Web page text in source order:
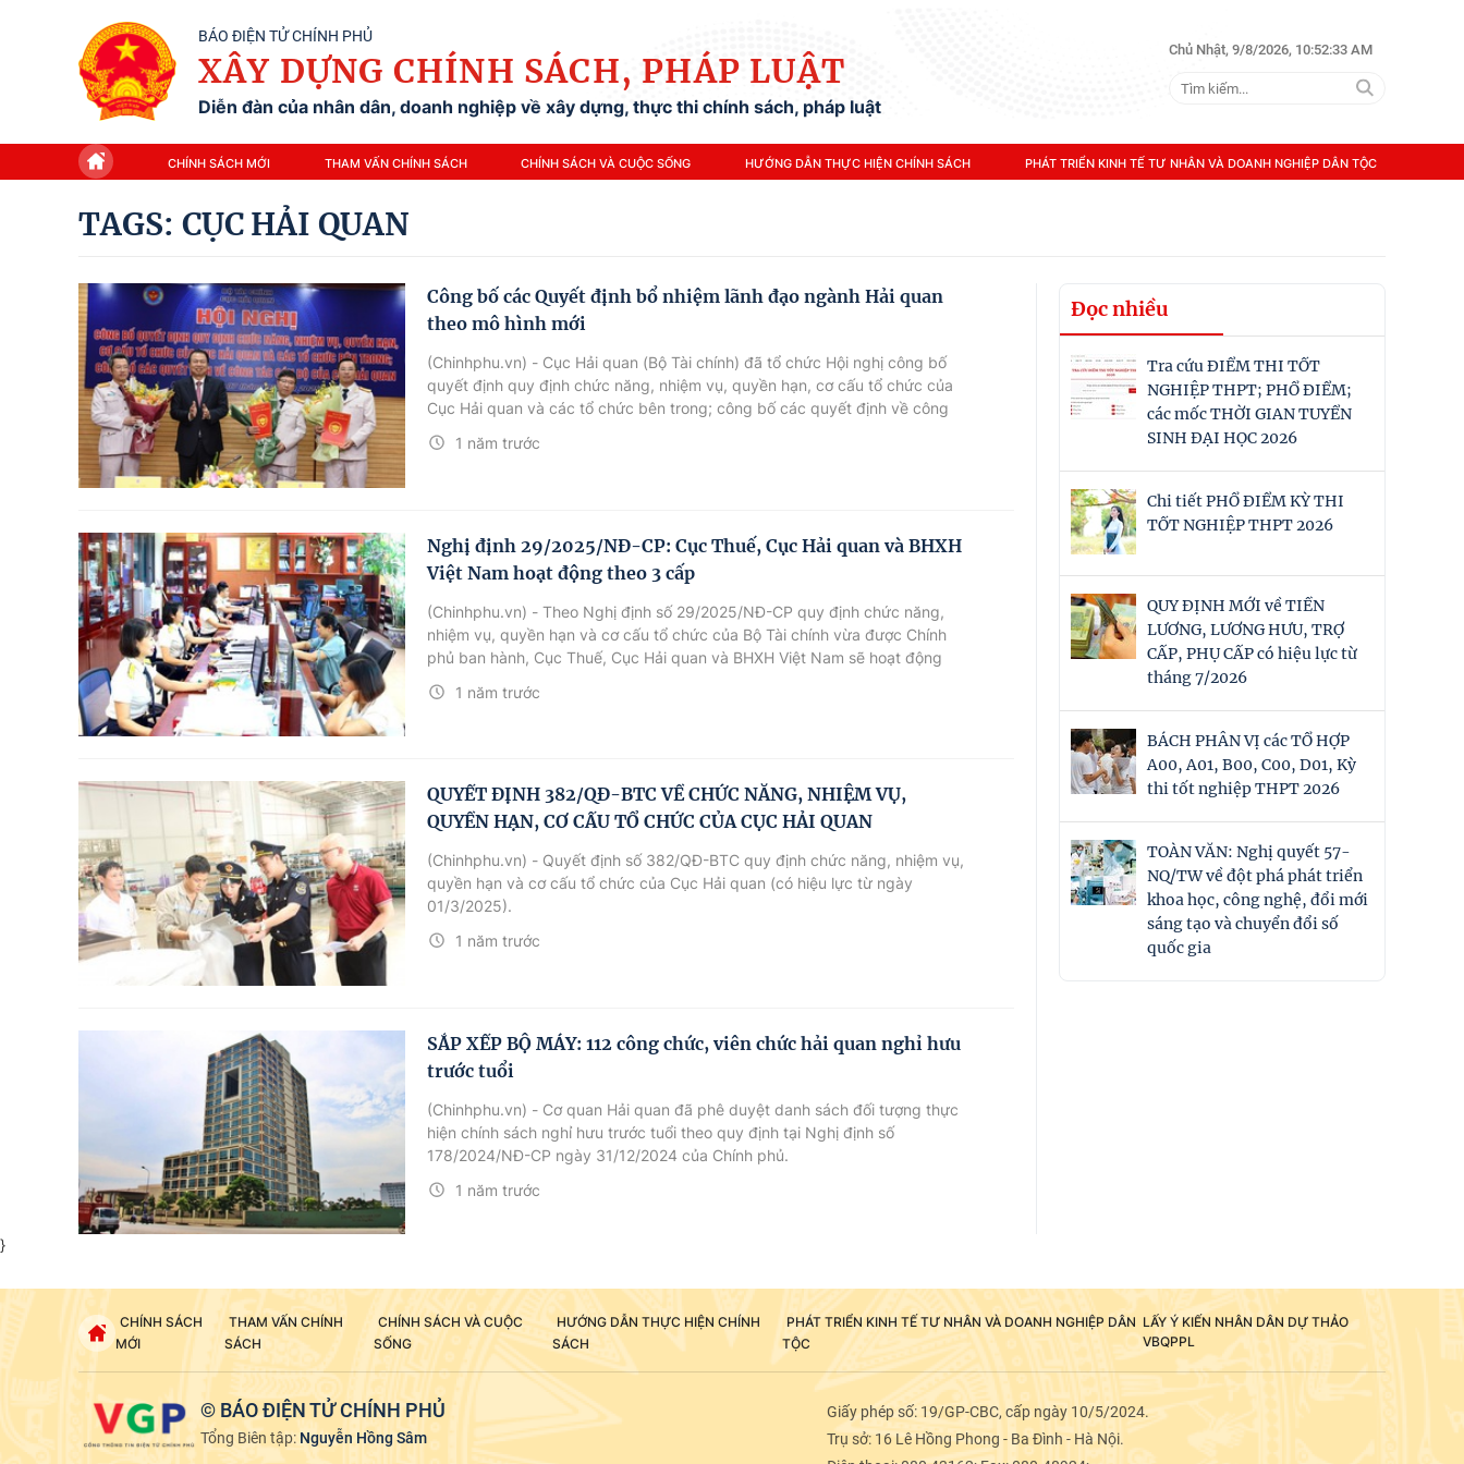
BÁO ĐIỆN TỬ CHÍNH PHỦ
XÂY DỰNG CHÍNH SÁCH, PHÁP LUẬT
Diễn đàn của nhân dân, doanh nghiệp về xây dựng, thực thi chính sách, pháp luật
Chủ Nhật, 9/8/2026, 10:52:33 AM
CHÍNH SÁCH MỚI THAM VẤN CHÍNH SÁCH CHÍNH SÁCH VÀ CUỘC SỐNG HƯỚNG DẪN THỰC HIỆN CHÍNH SÁCH PHÁT TRIỂN KINH TẾ TƯ NHÂN VÀ DOANH NGHIỆP DÂN TỘC
TAGS: CỤC HẢI QUAN
Công bố các Quyết định bổ nhiệm lãnh đạo ngành Hải quan
theo mô hình mới
1 năm trước
(Chinhphu.vn) - Cục Hải quan (Bộ Tài chính) đã tổ chức Hội nghị công bố
quyết định quy định chức năng, nhiệm vụ, quyền hạn, cơ cấu tổ chức của
Cục Hải quan và các tổ chức bên trong; công bố các quyết định về công
tác cán bộ của Cục Hải quan.
Nghị định 29/2025/NĐ-CP: Cục Thuế, Cục Hải quan và BHXH
Việt Nam hoạt động theo 3 cấp
1 năm trước
(Chinhphu.vn) - Theo Nghị định số 29/2025/NĐ-CP quy định chức năng,
nhiệm vụ, quyền hạn và cơ cấu tổ chức của Bộ Tài chính vừa được Chính
phủ ban hành, Cục Thuế, Cục Hải quan và BHXH Việt Nam sẽ hoạt động
theo 3 cấp.
QUYẾT ĐỊNH 382/QĐ-BTC VỀ CHỨC NĂNG, NHIỆM VỤ,
QUYỀN HẠN, CƠ CẤU TỔ CHỨC CỦA CỤC HẢI QUAN
1 năm trước
(Chinhphu.vn) - Quyết định số 382/QĐ-BTC quy định chức năng, nhiệm vụ,
quyền hạn và cơ cấu tổ chức của Cục Hải quan (có hiệu lực từ ngày
01/3/2025).
SẮP XẾP BỘ MÁY: 112 công chức, viên chức hải quan nghỉ hưu
trước tuổi
1 năm trước
(Chinhphu.vn) - Cơ quan Hải quan đã phê duyệt danh sách đối tượng thực
hiện chính sách nghỉ hưu trước tuổi theo quy định tại Nghị định số
178/2024/NĐ-CP ngày 31/12/2024 của Chính phủ.
Đọc nhiều
Tra cứu ĐIỂM THI TỐT
NGHIỆP THPT; PHỔ ĐIỂM;
các mốc THỜI GIAN TUYỂN
SINH ĐẠI HỌC 2026
Chi tiết PHỔ ĐIỂM KỲ THI
TỐT NGHIỆP THPT 2026
QUY ĐỊNH MỚI về TIỀN
LƯƠNG, LƯƠNG HƯU, TRỢ
CẤP, PHỤ CẤP có hiệu lực từ
tháng 7/2026
BÁCH PHÂN VỊ các TỔ HỢP
A00, A01, B00, C00, D01, Kỳ
thi tốt nghiệp THPT 2026
TOÀN VĂN: Nghị quyết 57-
NQ/TW về đột phá phát triển
khoa học, công nghệ, đổi mới
sáng tạo và chuyển đổi số
quốc gia
}
CHÍNH SÁCH
MỚI
THAM VẤN CHÍNH
SÁCH
CHÍNH SÁCH VÀ CUỘC
SỐNG
HƯỚNG DẪN THỰC HIỆN CHÍNH
SÁCH
PHÁT TRIỂN KINH TẾ TƯ NHÂN VÀ DOANH NGHIỆP DÂN
TỘC
LẤY Ý KIẾN NHÂN DÂN DỰ THẢO
VBQPPL
© BÁO ĐIỆN TỬ CHÍNH PHỦ
Tổng Biên tập: Nguyễn Hồng Sâm
Giấy phép số: 19/GP-CBC, cấp ngày 10/5/2024.
Trụ sở: 16 Lê Hồng Phong - Ba Đình - Hà Nội.